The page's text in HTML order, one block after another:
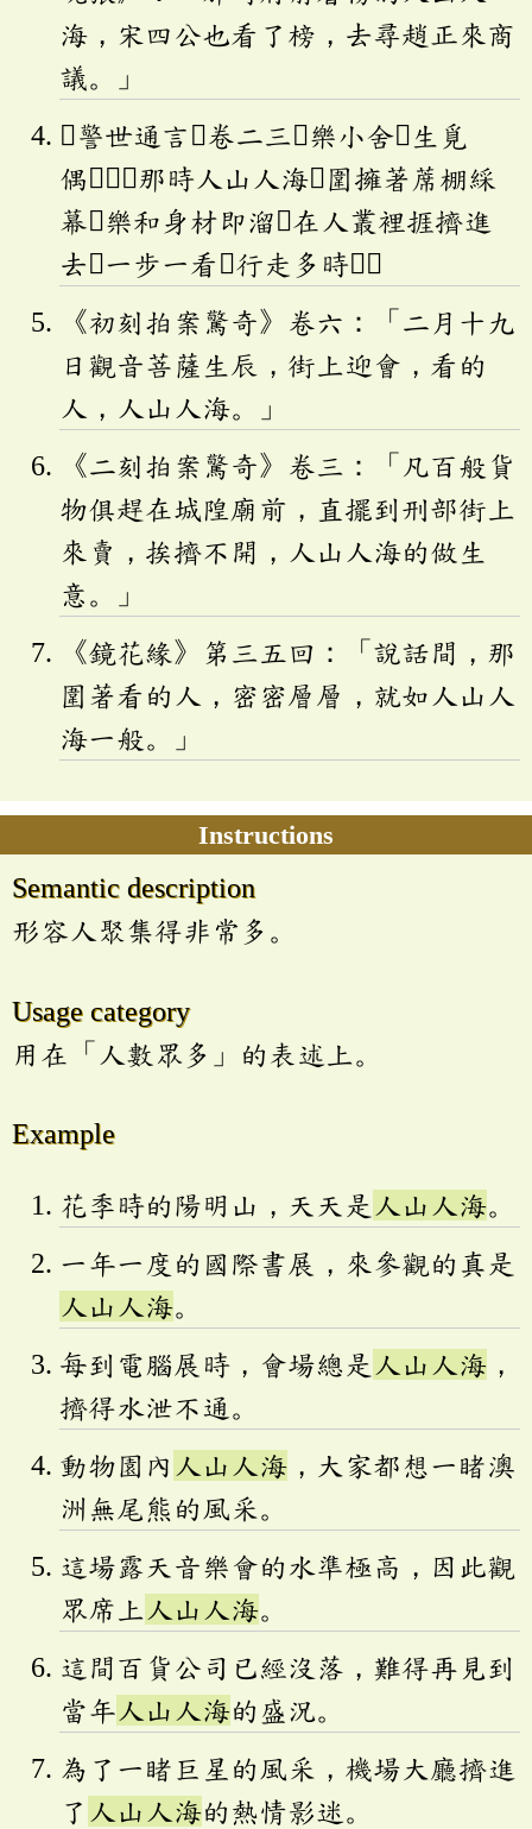
海，宋四公也看了榜，去尋趙正來商
議。」
《警世通言．卷二三．樂小舍𢬵生覓
偶》：「那時人山人海，圍擁著蓆棚綵
幕。樂和身材即溜，在人叢裡捱擠進
去，一步一看，行走多時。」
《初刻拍案驚奇》卷六：「二月十九
日觀音菩薩生辰，街上迎會，看的
人，人山人海。」
《二刻拍案驚奇》卷三：「凡百般貨
物俱趕在城隍廟前，直擺到刑部街上
來賣，挨擠不開，人山人海的做生
意。」
《鏡花緣》第三五回：「說話間，那
圍著看的人，密密層層，就如人山人
海一般。」
Instructions
Semantic description
形容人聚集得非常多。
Usage category
用在「人數眾多」的表述上。
Example
花季時的陽明山，天天是 人山人海。
一年一度的國際書展，來參觀的真是
人山人海。
每到電腦展時，會場總是 人山人海 ，
擠得水泄不通。
動物園內 人山人海 ，大家都想一睹澳
洲無尾熊的風采。
這場露天音樂會的水準極高，因此觀
眾席上人山人海。
這間百貨公司已經沒落，難得再見到
當年人山人海的盛況。
為了一睹巨星的風采，機場大廳擠進
了 人山人海的熱情影迷。